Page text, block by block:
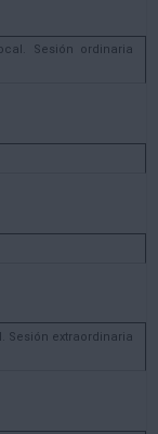
Sesión ordinaria
Sesión extraordinaria